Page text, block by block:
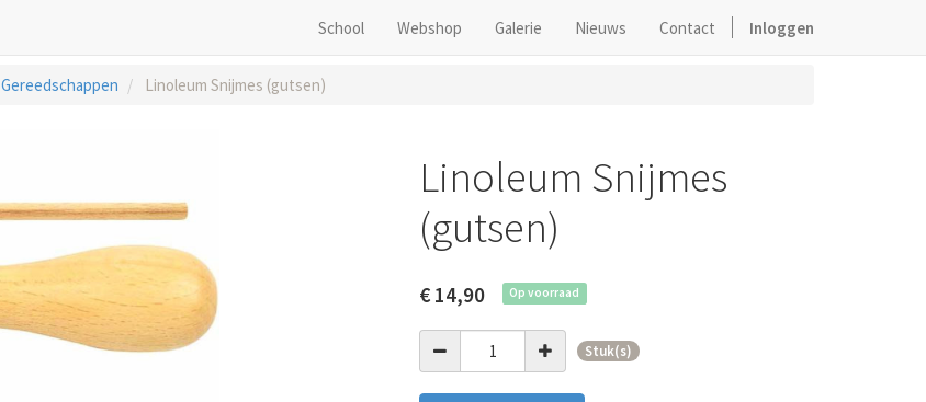
School Webshop Galerie Nieuws Contact Inloggen
Gereedschappen Linoleum Snijmes (gutsen)
Linoleum Snijmes
(gutsen)
€ 14,90 Op voorraad
Stuk(s)